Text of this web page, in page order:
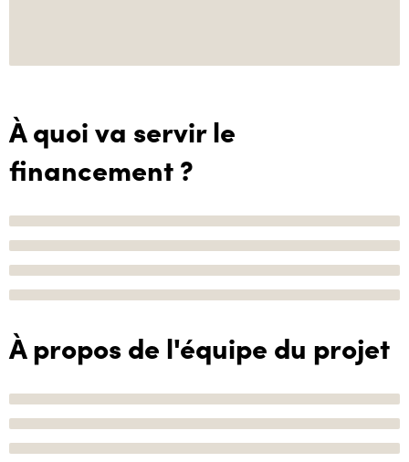
À quoi va servir le
financement ?
À propos de l'équipe du projet